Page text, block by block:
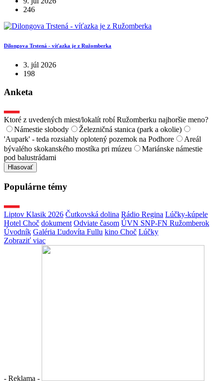
246
Dilongova Trstená - víťazka je z Ružomberka
3. júl 2026
198
Anketa
Ktoré z uvedených miest/lokalít robí Ružomberku najhoršie meno?
Námestie slobody
Železničná stanica (park a okolie)
'Aupark' - teda rozsiahly oplotený pozemok na Podhore
Areál
bývalého skokanského mostíka pri múzeu
Mariánske námestie
pod balustrádami
Hlasovať
Populárne témy
Liptov Klasik 2026 Čutkovská dolina Rádio Regina Lúčky-kúpele
Hotel Choč dokument Odviate časom ÚVN SNP-FN Ružomberok
Úvodník Galéria Ľudovíta Fullu kino Choč Lúčky
Zobraziť viac
- Reklama -